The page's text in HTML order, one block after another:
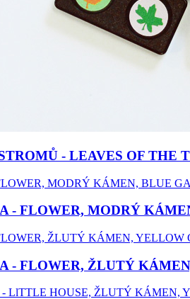
- LEAVES OF THE
- FLOWER, MODRÝ
- FLOWER, ŽLUTÝ